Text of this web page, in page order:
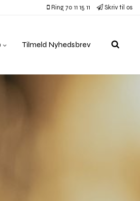
Ring 70 11 15 11 Skriv til os
Tilmeld Nyhedsbrev